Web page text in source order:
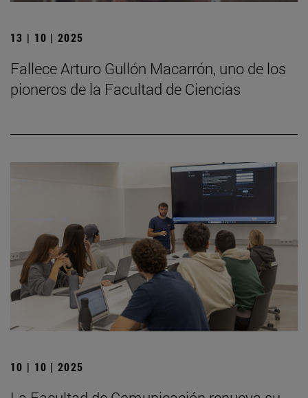
13 | 10 | 2025
Fallece Arturo Gullón Macarrón, uno de los
pioneros de la Facultad de Ciencias
10 | 10 | 2025